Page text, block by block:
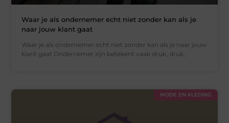
Waar je als ondernemer echt niet zonder kan als je
naar jouw klant gaat
Waar je als ondernemer echt niet zonder kan als je naar jouw
klant gaat Ondernemer zijn betekent vaak druk, druk,
MODE EN KLEDING